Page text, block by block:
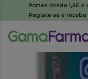
Portes desde 1,5€
Registe-se e